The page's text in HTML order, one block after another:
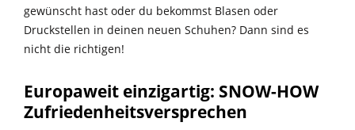
gewünscht hast oder du bekommst Blasen oder
Druckstellen in deinen neuen Schuhen? Dann sind es
nicht die richtigen!
Europaweit einzigartig: SNOW-HOW
Zufriedenheitsversprechen